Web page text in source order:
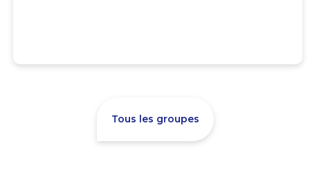
Tous les groupes